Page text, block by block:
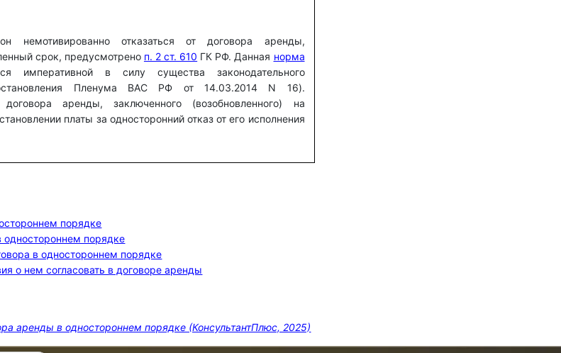
немотивированно отказаться от договора аренды,
срок, предусмотрено п. 2 ст. 610 ГК РФ. Данная норма
императивной в силу существа законодательного
Пленума ВАС РФ от 14.03.2014 N 16).
договора аренды, заключенного (возобновленного) на
платы за односторонний отказ от его исполнения
порядке
одностороннем порядке
в одностороннем порядке
о нем согласовать в договоре аренды
аренды в одностороннем порядке (КонсультантПлюс, 2025)